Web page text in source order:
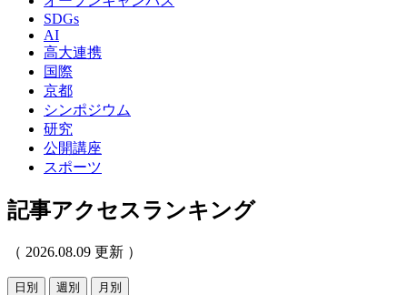
SDGs
AI
高大連携
国際
京都
シンポジウム
研究
公開講座
スポーツ
記事アクセスランキング
（ 2026.08.09 更新 ）
日別 週別 月別